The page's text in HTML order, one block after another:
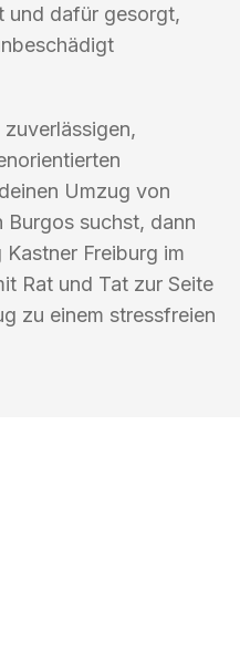
und dafür gesorgt,
Umzug von
Burgos suchst, dann
Freiburg im
Rat und Tat zur Seite
zu einem stressfreien